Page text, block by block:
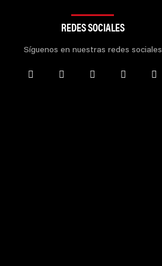
REDES SOCIALES
Síguenos en nuestras redes sociales